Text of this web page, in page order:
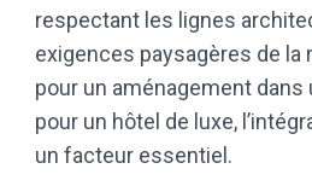
respectant les lignes
exigences paysagères de la
pour un aménagement dans
pour un hôtel de luxe,
un facteur essentiel.